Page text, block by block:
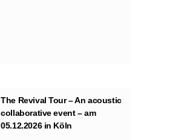
The Revival Tour – An acoustic
collaborative event – am
05.12.2026 in Köln